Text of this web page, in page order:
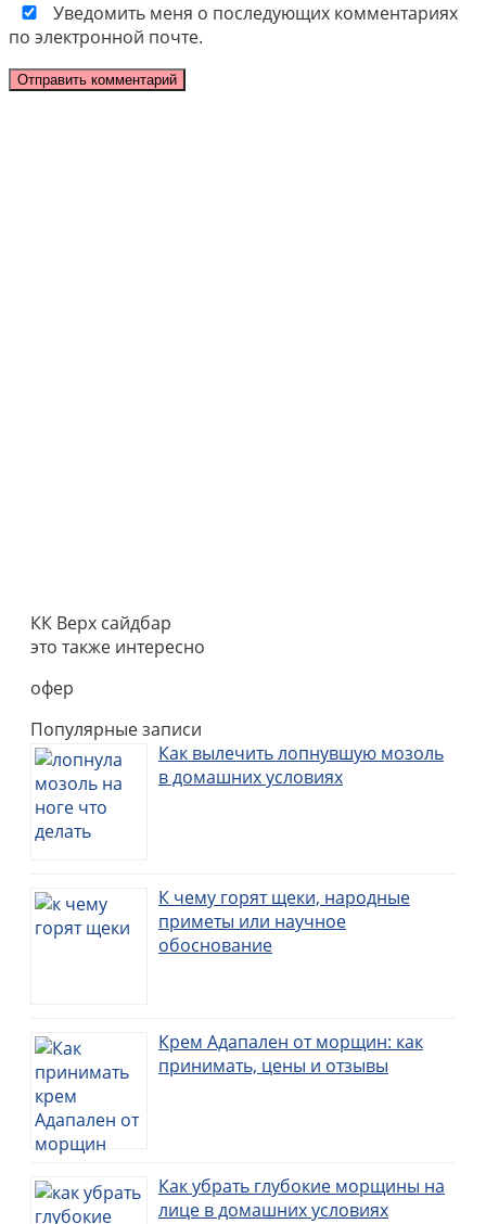
Уведомить меня о последующих комментариях
по электронной почте.
КК Верх сайдбар
это также интересно
офер
Популярные записи
Как вылечить лопнувшую мозоль
в домашних условиях
К чему горят щеки, народные
приметы или научное
обоснование
Крем Адапален от морщин: как
принимать, цены и отзывы
Как убрать глубокие морщины на
лице в домашних условиях